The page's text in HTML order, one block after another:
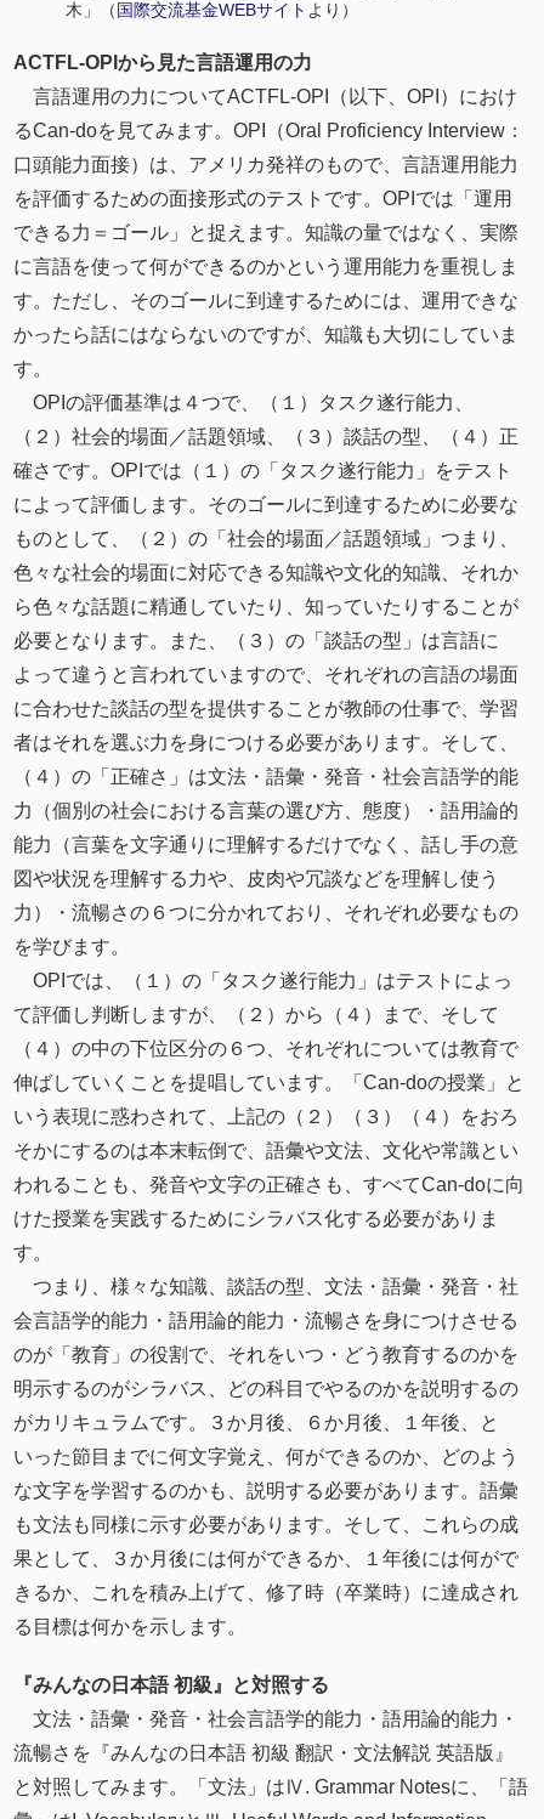
木」（ 国際交流基金WEBサイト より）
ACTFL-OPIから⾒た⾔語運⽤の⼒
言語運用の力についてACTFL-OPI（以下、OPI）におけ
るCan-doを見てみます。OPI（Oral Proficiency Interview：
⼝頭能⼒⾯接）は、アメリカ発祥のもので、言語運⽤能⼒
を評価するための⾯接形式のテストです。OPIでは「運用
できる力＝ゴール」と捉えます。知識の量ではなく、実際
に言語を使って何ができるのかという運⽤能⼒を重視しま
す。ただし、そのゴールに到達するためには、運用できな
かったら話にはならないのですが、知識も大切にしていま
す。
OPIの評価基準は４つで、（１）タスク遂⾏能⼒、
（２）社会的場⾯／話題領域、（３）談話の型、（４）正
確さです。OPIでは（１）の「タスク遂行能力」をテスト
によって評価します。そのゴールに到達するために必要な
ものとして、（２）の「社会的場面／話題領域」つまり、
色々な社会的場面に対応できる知識や文化的知識、それか
ら色々な話題に精通していたり、知っていたりすることが
必要となります。また、（３）の「談話の型」は言語に
よって違うと言われていますので、それぞれの言語の場面
に合わせた談話の型を提供することが教師の仕事で、学習
者はそれを選ぶ力を身につける必要があります。そして、
（４）の「正確さ」は文法・語彙・発音・社会言語学的能
力（個別の社会における言葉の選び方、態度）・語用論的
能力（言葉を文字通りに理解するだけでなく、話し手の意
図や状況を理解する力や、皮肉や冗談などを理解し使う
⼒）・流暢さの６つに分かれており、それぞれ必要なもの
を学びます。
OPIでは、（１）の「タスク遂行能力」はテストによっ
て評価し判断しますが、（２）から（４）まで、そして
（４）の中の下位区分の６つ、それぞれについては教育で
伸ばしていくことを提唱しています。「Can-doの授業」と
いう表現に惑わされて、上記の（２）（３）（４）をおろ
そかにするのは本末転倒で、語彙や文法、文化や常識とい
われることも、発⾳や文字の正確さも、すべてCan-doに向
けた授業を実践するためにシラバス化する必要がありま
す。
つまり、様々な知識、談話の型、文法・語彙・発⾳・社
会言語学的能力・語用論的能力・流暢さを⾝につけさせる
のが「教育」の役割で、それをいつ・どう教育するのかを
明示するのがシラバス、どの科目でやるのかを説明するの
がカリキュラムです。３か月後、６か月後、１年後、と
いった節目までに何文字覚え、何ができるのか、どのよう
な文字を学習するのかも、説明する必要があります。語彙
も文法も同様に示す必要があります。そして、これらの成
果として、３か月後には何ができるか、１年後には何がで
きるか、これを積み上げて、修了時（卒業時）に達成され
る目標は何かを示します。
『みんなの日本語 初級』と対照する
文法・語彙・発音・社会言語学的能力・語用論的能力・
流暢さを『みんなの日本語 初級 翻訳・文法解説 英語版』
と対照してみます。「文法」はⅣ. Grammar Notesに、「語